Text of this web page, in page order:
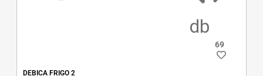
69
DEBICA FRIGO 2